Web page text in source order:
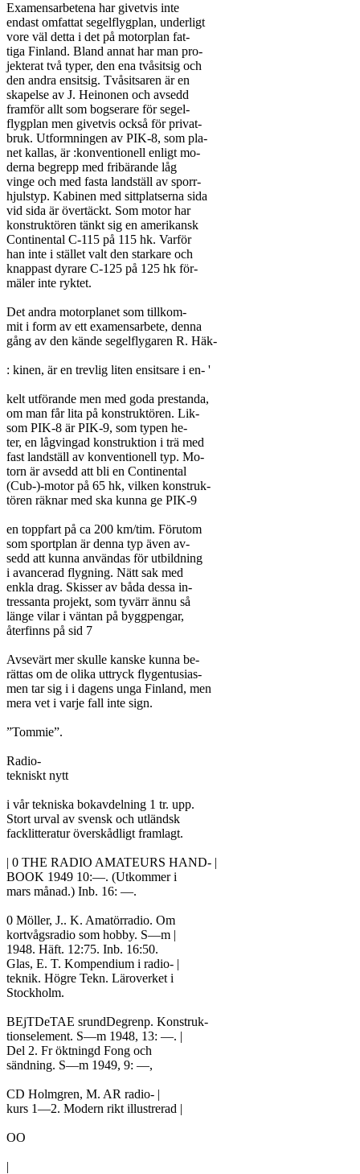
Examensarbetena har givetvis inte
endast omfattat segelflygplan, underligt
vore väl detta i det på motorplan fat-
tiga Finland. Bland annat har man pro-
jekterat två typer, den ena tvåsitsig och
den andra ensitsig. Tvåsitsaren är en
skapelse av J. Heinonen och avsedd
framför allt som bogserare för segel-
flygplan men givetvis också för privat-
bruk. Utformningen av PIK-8, som pla-
net kallas, är :konventionell enligt mo-
derna begrepp med fribärande låg
vinge och med fasta landställ av sporr-
hjulstyp. Kabinen med sittplatserna sida
vid sida är övertäckt. Som motor har
konstruktören tänkt sig en amerikansk
Continental C-115 på 115 hk. Varför
han inte i stället valt den starkare och
knappast dyrare C-125 på 125 hk för-
mäler inte ryktet.
Det andra motorplanet som tillkom-
mit i form av ett examensarbete, denna
gång av den kände segelflygaren R. Häk-
: kinen, är en trevlig liten ensitsare i en- '
kelt utförande men med goda prestanda,
om man får lita på konstruktören. Lik-
som PIK-8 är PIK-9, som typen he-
ter, en lågvingad konstruktion i trä med
fast landställ av konventionell typ. Mo-
torn är avsedd att bli en Continental
(Cub-)-motor på 65 hk, vilken konstruk-
tören räknar med ska kunna ge PIK-9
en toppfart på ca 200 km/tim. Förutom
som sportplan är denna typ även av-
sedd att kunna användas för utbildning
i avancerad flygning. Nätt sak med
enkla drag. Skisser av båda dessa in-
tressanta projekt, som tyvärr ännu så
länge vilar i väntan på byggpengar,
återfinns på sid 7
Avsevärt mer skulle kanske kunna be-
rättas om de olika uttryck flygentusias-
men tar sig i i dagens unga Finland, men
mera vet i varje fall inte sign.
”Tommie”.
Radio-
tekniskt nytt
i vår tekniska bokavdelning 1 tr. upp.
Stort urval av svensk och utländsk
facklitteratur överskådligt framlagt.
| 0 THE RADIO AMATEURS HAND- |
BOOK 1949 10:—. (Utkommer i
mars månad.) Inb. 16: —.
0 Möller, J.. K. Amatörradio. Om
kortvågsradio som hobby. S—m |
1948. Häft. 12:75. Inb. 16:50.
Glas, E. T. Kompendium i radio- |
teknik. Högre Tekn. Läroverket i
Stockholm.
BEjTDeTAE srundDegrenp. Konstruk-
tionselement. S—m 1948, 13: —. |
Del 2. Fr öktningd Fong och
sändning. S—m 1949, 9: —,
CD Holmgren, M. AR radio- |
kurs 1—2. Modern rikt illustrerad |
OO
|